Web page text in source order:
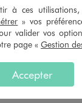
du 28/03/2026
à ces
» vos
valider vos
page « Gestion
Accepter